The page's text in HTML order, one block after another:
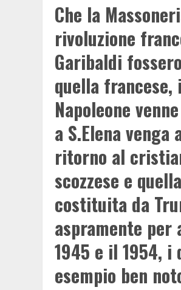
Che la
rivoluzione
Garibaldi
quella francese,
Napoleone
a S.Elena
ritorno al
scozzese e
costituita da
aspramente
1945 e il 1954, i
esempio ben